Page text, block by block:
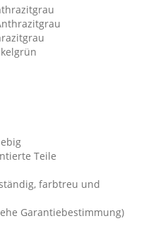
Teile
farbtreu und
Garantiebestimmung)